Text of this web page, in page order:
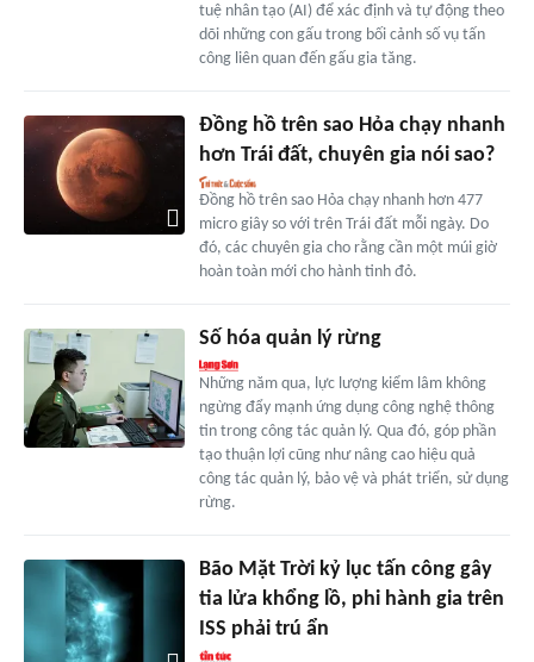
tuệ nhân tạo (AI) để xác định và tự động theo
dõi những con gấu trong bối cảnh số vụ tấn
công liên quan đến gấu gia tăng.
Đồng hồ trên sao Hỏa chạy nhanh
hơn Trái đất, chuyên gia nói sao?
Đồng hồ trên sao Hỏa chạy nhanh hơn 477
micro giây so với trên Trái đất mỗi ngày. Do
đó, các chuyên gia cho rằng cần một múi giờ
hoàn toàn mới cho hành tinh đỏ.
Số hóa quản lý rừng
Những năm qua, lực lượng kiểm lâm không
ngừng đẩy mạnh ứng dụng công nghệ thông
tin trong công tác quản lý. Qua đó, góp phần
tạo thuận lợi cũng như nâng cao hiệu quả
công tác quản lý, bảo vệ và phát triển, sử dụng
rừng.
Bão Mặt Trời kỷ lục tấn công gây
tia lửa khổng lồ, phi hành gia trên
ISS phải trú ẩn